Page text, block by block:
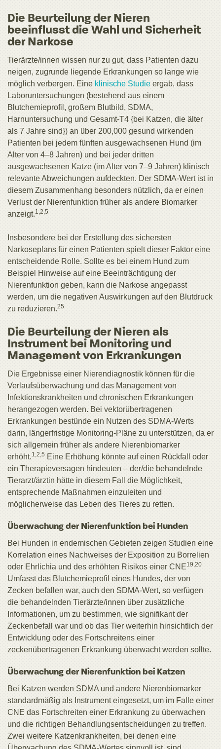
Die Beurteilung der Nieren
beeinflusst die Wahl und Sicherheit
der Narkose
Tierärzte/innen wissen nur zu gut, dass Patienten dazu
neigen, zugrunde liegende Erkrankungen so lange wie
möglich verbergen. Eine klinische Studie ergab, dass
Laboruntersuchungen (bestehend aus einem
Blutchemieprofil, großem Blutbild, SDMA,
Harnuntersuchung und Gesamt-T4 {bei Katzen, die älter
als 7 Jahre sind}) an über 200,000 gesund wirkenden
Patienten bei jedem fünften ausgewachsenen Hund (im
Alter von 4–8 Jahren) und bei jeder dritten
ausgewachsenen Katze (im Alter von 7–9 Jahren) klinisch
relevante Abweichungen aufdeckten. Der SDMA-Wert ist in
diesem Zusammenhang besonders nützlich, da er einen
Verlust der Nierenfunktion früher als andere Biomarker
anzeigt.1,2,5
Insbesondere bei der Erstellung des sichersten
Narkoseplans für einen Patienten spielt dieser Faktor eine
entscheidende Rolle. Sollte es bei einem Hund zum
Beispiel Hinweise auf eine Beeinträchtigung der
Nierenfunktion geben, kann die Narkose angepasst
werden, um die negativen Auswirkungen auf den Blutdruck
zu reduzieren.25
Die Beurteilung der Nieren als
Instrument bei Monitoring und
Management von Erkrankungen
Die Ergebnisse einer Nierendiagnostik können für die
Verlaufsüberwachung und das Management von
Infektionskrankheiten und chronischen Erkrankungen
herangezogen werden. Bei vektorübertragenen
Erkrankungen bestünde ein Nutzen des SDMA-Werts
darin, längerfristige Monitoring-Pläne zu unterstützen, da er
sich allgemein früher als andere Nierenbiomarker
erhöht.1,2,5 Eine Erhöhung könnte auf einen Rückfall oder
ein Therapieversagen hindeuten – der/die behandelnde
Tierarzt/ärztin hätte in diesem Fall die Möglichkeit,
entsprechende Maßnahmen einzuleiten und
möglicherweise das Leben des Tieres zu retten.
Überwachung der Nierenfunktion bei Hunden
Bei Hunden in endemischen Gebieten zeigen Studien eine
Korrelation eines Nachweises der Exposition zu Borrelien
oder Ehrlichia und des erhöhten Risikos einer CNE19,20
Umfasst das Blutchemieprofil eines Hundes, der von
Zecken befallen war, auch den SDMA-Wert, so verfügen
die behandelnden Tierärzte/innen über zusätzliche
Informationen, um zu bestimmen, wie signifikant der
Zeckenbefall war und ob das Tier weiterhin hinsichtlich der
Entwicklung oder des Fortschreitens einer
zeckenübertragenen Erkrankung überwacht werden sollte.
Überwachung der Nierenfunktion bei Katzen
Bei Katzen werden SDMA und andere Nierenbiomarker
standardmäßig als Instrument eingesetzt, um im Falle einer
CNE das Fortschreiten einer Erkrankung zu überwachen
und die richtigen Behandlungsentscheidungen zu treffen.
Zwei weitere Katzenkrankheiten, bei denen eine